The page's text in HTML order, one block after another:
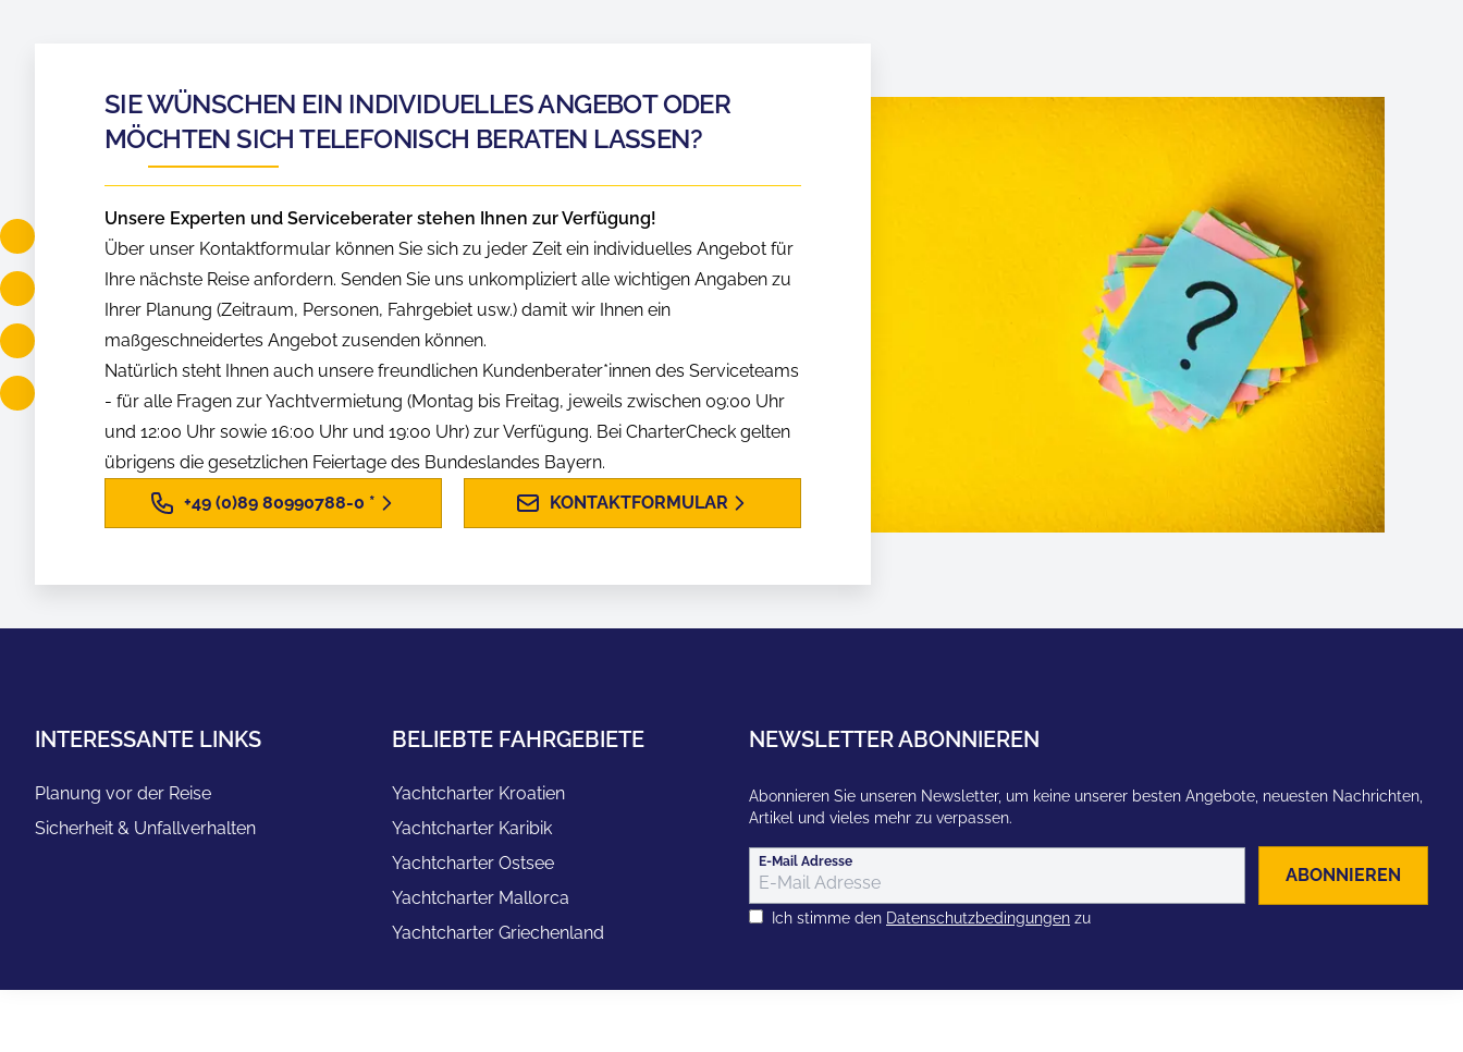
SIE WÜNSCHEN EIN INDIVIDUELLES ANGEBOT ODER
MÖCHTEN SICH TELEFONISCH BERATEN LASSEN?
Unsere Experten und Serviceberater stehen Ihnen zur Verfügung!
Über unser Kontaktformular können Sie sich zu jeder Zeit ein individuelles Angebot für
Ihre nächste Reise anfordern. Senden Sie uns unkompliziert alle wichtigen Angaben zu
Ihrer Planung (Zeitraum, Personen, Fahrgebiet usw.) damit wir Ihnen ein
maßgeschneidertes Angebot zusenden können.
Natürlich steht Ihnen auch unsere freundlichen Kundenberater*innen des Serviceteams
- für alle Fragen zur Yachtvermietung (Montag bis Freitag, jeweils zwischen 09:00 Uhr
und 12:00 Uhr sowie 16:00 Uhr und 19:00 Uhr) zur Verfügung. Bei CharterCheck gelten
übrigens die gesetzlichen Feiertage des Bundeslandes Bayern.
+49 (0)89 80990788-0 * KONTAKTFORMULAR
INTERESSANTE LINKS
Planung vor der Reise
Sicherheit & Unfallverhalten
BELIEBTE FAHRGEBIETE
Yachtcharter Kroatien
Yachtcharter Karibik
Yachtcharter Ostsee
Yachtcharter Mallorca
Yachtcharter Griechenland
NEWSLETTER ABONNIEREN
Abonnieren Sie unseren Newsletter, um keine unserer besten Angebote, neuesten Nachrichten,
Artikel und vieles mehr zu verpassen.
E-Mail Adresse
ABONNIEREN
Ich stimme den Datenschutzbedingungen zu